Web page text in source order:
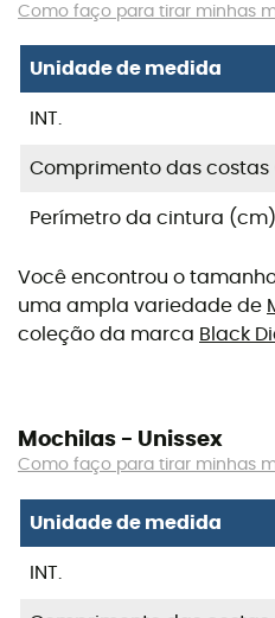
Como faço para tirar minhas
Unidade de medida
INT.
Comprimento das costas
Perímetro da cintura (cm)
Você encontrou o
uma ampla variedade de
coleção da marca Black
Mochilas - Unissex
Como faço para tirar minhas
Unidade de medida
INT.